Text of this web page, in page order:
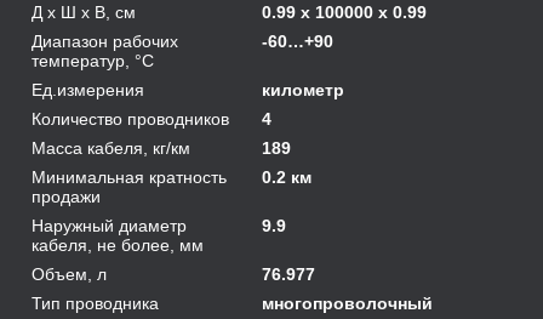
Д х Ш х В, см
0.99 x 100000 x 0.99
Диапазон рабочих
температур, °С
-60…+90
Ед.измерения
километр
Количество проводников
4
Масса кабеля, кг/км
189
Минимальная кратность
продажи
0.2 км
Наружный диаметр
кабеля, не более, мм
9.9
Объем, л
76.977
Тип проводника
многопроволочный